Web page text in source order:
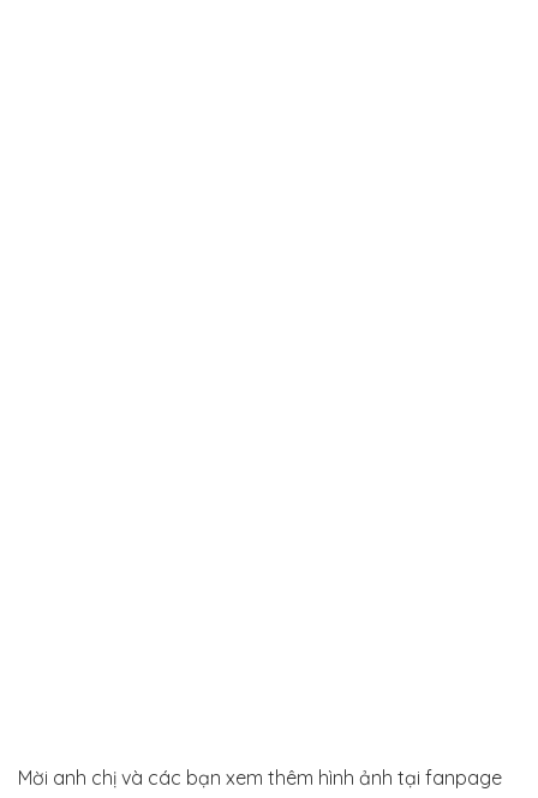
Mời anh chị và các bạn xem thêm hình ảnh tại fanpage